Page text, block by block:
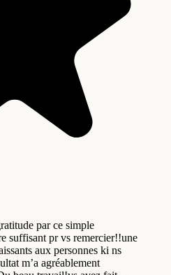
par ce simple
suffisant pr vs remercier!!une
aux personnes ki ns
m’a agréablement